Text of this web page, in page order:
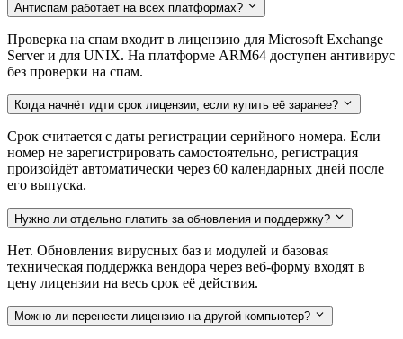
Антиспам работает на всех платформах?
Проверка на спам входит в лицензию для Microsoft Exchange
Server и для UNIX. На платформе ARM64 доступен антивирус
без проверки на спам.
Когда начнёт идти срок лицензии, если купить её заранее?
Срок считается с даты регистрации серийного номера. Если
номер не зарегистрировать самостоятельно, регистрация
произойдёт автоматически через 60 календарных дней после
его выпуска.
Нужно ли отдельно платить за обновления и поддержку?
Нет. Обновления вирусных баз и модулей и базовая
техническая поддержка вендора через веб-форму входят в
цену лицензии на весь срок её действия.
Можно ли перенести лицензию на другой компьютер?